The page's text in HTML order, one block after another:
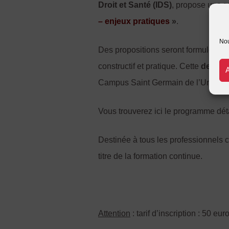
Droit et Santé (IDS), propose une
– enjeux pratiques ».
Des propositions seront formulées
constructif et pratique. Cette demi-
Campus Saint Germain de
Vous trouverez ici le programme
Destinée à tous les professionnels
titre de la formation continue.
Attention : tarif d’inscription : 50